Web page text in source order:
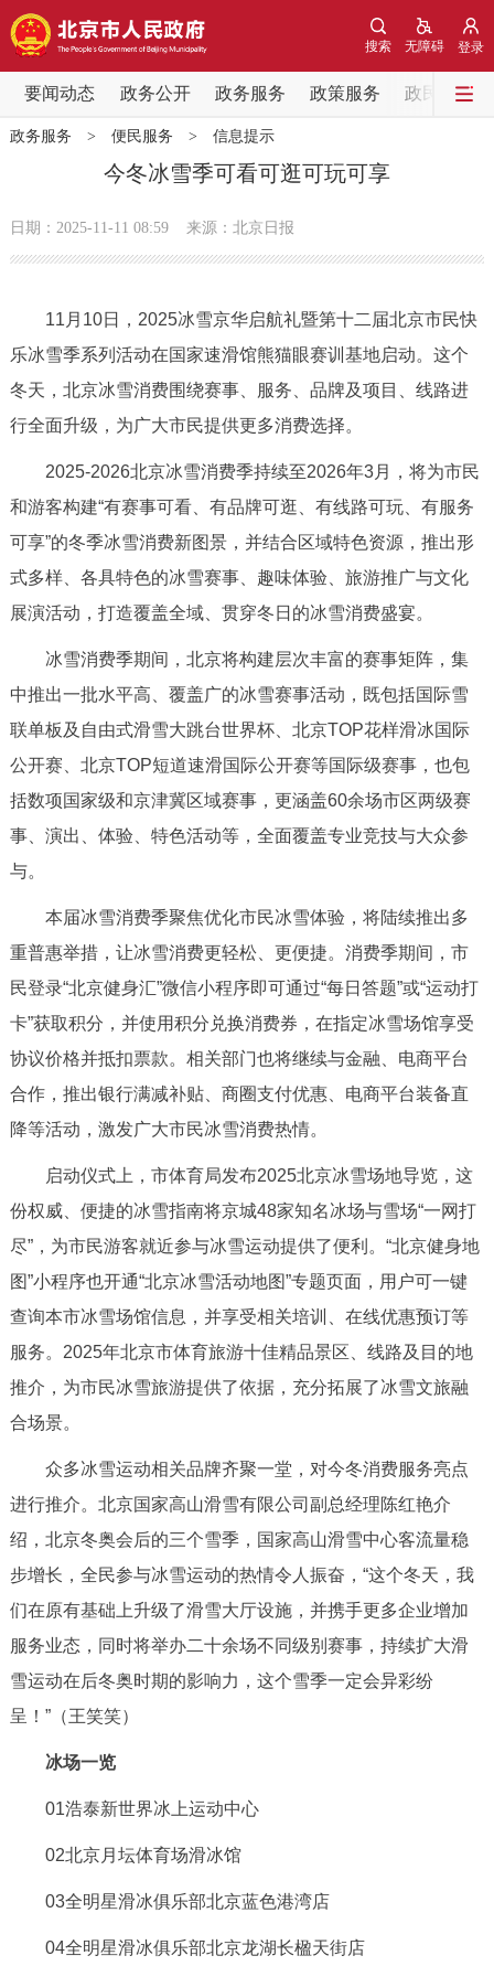
登录
无障碍
搜索
要闻动态 政务公开 政务服务 政策服务 政民互动
要闻动态
党中央精神 国务院信息
政务公开
市领导 机构职能 政策服务
政务服务
便民服务 利企服务 投资项目
中介服务 阳光政务
参与调查 在线访谈 图说互动
走进北京
北京概况 十六区概览 人文北京
绿色北京 图说北京
多语种
한국어
ESPAÑOL العربية PORTUGUÊS
ITALIANO
回到顶部
政务服务 > 便民服务 > 信息提示
今冬冰雪季可看可逛可玩可享
日期：2025-11-11 08:59 来源：北京日报
11月10日，2025冰雪京华启航礼暨第十二届北京市民快
乐冰雪季系列活动在国家速滑馆熊猫眼赛训基地启动。这个
冬天，北京冰雪消费围绕赛事、服务、品牌及项目、线路进
行全面升级，为广大市民提供更多消费选择。
2025-2026北京冰雪消费季持续至2026年3月，将为市民
和游客构建“有赛事可看、有品牌可逛、有线路可玩、有服务
可享”的冬季冰雪消费新图景，并结合区域特色资源，推出形
式多样、各具特色的冰雪赛事、趣味体验、旅游推广与文化
展演活动，打造覆盖全域、贯穿冬日的冰雪消费盛宴。
冰雪消费季期间，北京将构建层次丰富的赛事矩阵，集
中推出一批水平高、覆盖广的冰雪赛事活动，既包括国际雪
联单板及自由式滑雪大跳台世界杯、北京TOP花样滑冰国际
公开赛、北京TOP短道速滑国际公开赛等国际级赛事，也包
括数项国家级和京津冀区域赛事，更涵盖60余场市区两级赛
事、演出、体验、特色活动等，全面覆盖专业竞技与大众参
与。
本届冰雪消费季聚焦优化市民冰雪体验，将陆续推出多
重普惠举措，让冰雪消费更轻松、更便捷。消费季期间，市
民登录“北京健身汇”微信小程序即可通过“每日答题”或“运动打
卡”获取积分，并使用积分兑换消费券，在指定冰雪场馆享受
协议价格并抵扣票款。相关部门也将继续与金融、电商平台
合作，推出银行满减补贴、商圈支付优惠、电商平台装备直
降等活动，激发广大市民冰雪消费热情。
启动仪式上，市体育局发布2025北京冰雪场地导览，这
份权威、便捷的冰雪指南将京城48家知名冰场与雪场“一网打
尽”，为市民游客就近参与冰雪运动提供了便利。“北京健身地
图”小程序也开通“北京冰雪活动地图”专题页面，用户可一键
查询本市冰雪场馆信息，并享受相关培训、在线优惠预订等
服务。2025年北京市体育旅游十佳精品景区、线路及目的地
推介，为市民冰雪旅游提供了依据，充分拓展了冰雪文旅融
合场景。
众多冰雪运动相关品牌齐聚一堂，对今冬消费服务亮点
进行推介。北京国家高山滑雪有限公司副总经理陈红艳介
绍，北京冬奥会后的三个雪季，国家高山滑雪中心客流量稳
步增长，全民参与冰雪运动的热情令人振奋，“这个冬天，我
们在原有基础上升级了滑雪大厅设施，并携手更多企业增加
服务业态，同时将举办二十余场不同级别赛事，持续扩大滑
雪运动在后冬奥时期的影响力，这个雪季一定会异彩纷
呈！”（王笑笑）
冰场一览
01浩泰新世界冰上运动中心
02北京月坛体育场滑冰馆
03全明星滑冰俱乐部北京蓝色港湾店
04全明星滑冰俱乐部北京龙湖长楹天街店